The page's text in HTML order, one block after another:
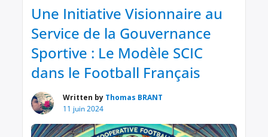
une instance consultative locale, composée de
conseillers choisis […]
Une Initiative Visionnaire au
Service de la Gouvernance
Sportive : Le Modèle SCIC
dans le Football Français
Written by Thomas BRANT
11 juin 2024